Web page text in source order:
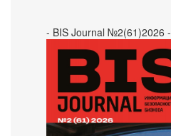
- BIS Journal №2(61)2026 -